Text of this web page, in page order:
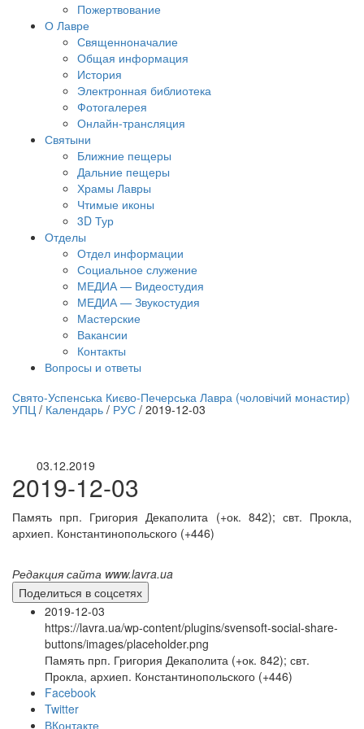
Пожертвование
О Лавре
Священноначалие
Общая информация
История
Электронная библиотека
Фотогалерея
Онлайн-трансляция
Святыни
Ближние пещеры
Дальние пещеры
Храмы Лавры
Чтимые иконы
3D Тур
Отделы
Отдел информации
Социальное служение
МЕДИА — Видеостудия
МЕДИА — Звукостудия
Мастерские
Вакансии
Контакты
Вопросы и ответы
трансляция | 12 сентября
Свято-Успенська Києво-Печерська Лавра (чоловічий монастир)
УПЦ / Календарь / РУС / 2019-12-03
03.12.2019
2019-12-03
Память прп. Григория Декаполита (+ок. 842); свт. Прокла,
архиеп. Константинопольского (+446)
Редакция сайта www.lavra.ua
Поделиться в соцсетях
2019-12-03
https://lavra.ua/wp-content/plugins/svensoft-social-share-
buttons/images/placeholder.png
Память прп. Григория Декаполита (+ок. 842); свт.
Прокла, архиеп. Константинопольского (+446)
Facebook
Twitter
ВКонтакте